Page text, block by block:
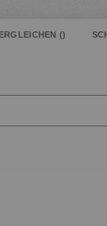
()